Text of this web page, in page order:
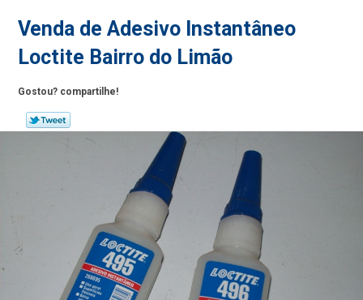
Venda de Adesivo Instantâneo
Loctite Bairro do Limão
Gostou? compartilhe!